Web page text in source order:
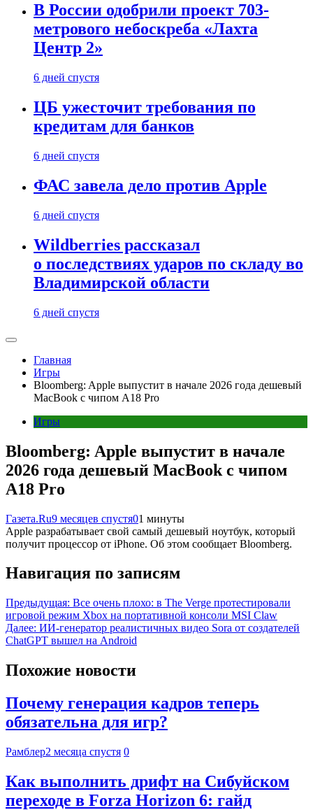
В России одобрили проект 703-
метрового небоскреба «Лахта
Центр 2»
6 дней спустя
ЦБ ужесточит требования по
кредитам для банков
6 дней спустя
ФАС завела дело против Apple
6 дней спустя
Wildberries рассказал
о последствиях ударов по складу во
Владимирской области
6 дней спустя
Главная
Игры
Bloomberg: Apple выпустит в начале 2026 года дешевый
MacBook с чипом A18 Pro
Игры
Bloomberg: Apple выпустит в начале
2026 года дешевый MacBook с чипом
A18 Pro
Газета.Ru9 месяцев спустя01 минуты
Apple разрабатывает свой самый дешевый ноутбук, который
получит процессор от iPhone. Об этом сообщает Bloomberg.
Навигация по записям
Предыдущая: Все очень плохо: в The Verge протестировали
игровой режим Xbox на портативной консоли MSI Claw
Далее: ИИ-генератор реалистичных видео Sora от создателей
ChatGPT вышел на Android
Похожие новости
Почему генерация кадров теперь
обязательна для игр?
Рамблер2 месяца спустя 0
Как выполнить дрифт на Сибуйском
переходе в Forza Horizon 6: гайд